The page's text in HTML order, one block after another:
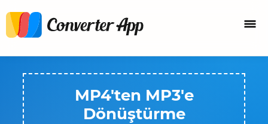
MP4'ten MP3'e
Dönüştürme